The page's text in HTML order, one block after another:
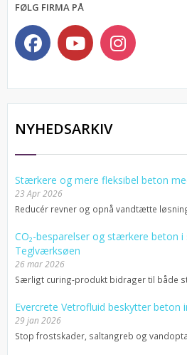
FØLG FIRMA PÅ
NYHEDSARKIV
Stærkere og mere fleksibel beton
23 Apr 2026
Reducér revner og opnå vandtætte
CO₂-besparelser og stærkere beton
Teglværksøen
26 mar 2026
Særligt curing-produkt bidrager til både
Evercrete Vetrofluid beskytter beton
29 jan 2026
Stop frostskader, saltangreb og